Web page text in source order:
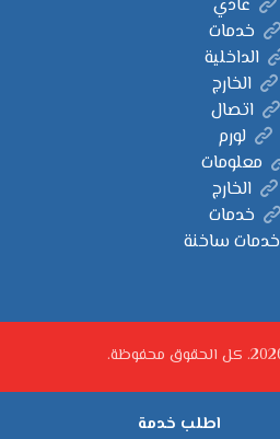
عادي
خدمات
الداخلية
الخارج
اتصال
لورم
معلومات
الخارج
خدمات
خدمات ساخنة
اطلب خدمة